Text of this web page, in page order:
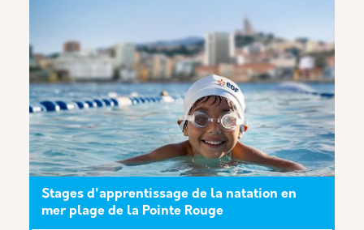
Stages d'apprentissage de la natation en
mer plage de la Pointe Rouge